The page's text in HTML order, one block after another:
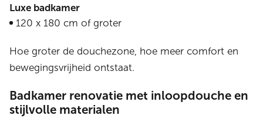
Luxe badkamer
120 x 180 cm of groter
Hoe groter de douchezone, hoe meer comfort en
bewegingsvrijheid ontstaat.
Badkamer renovatie met inloopdouche en
stijlvolle materialen